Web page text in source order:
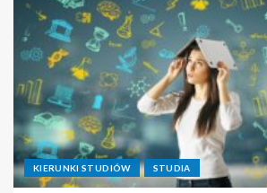
KIERUNKI STUDIÓW STUDIA